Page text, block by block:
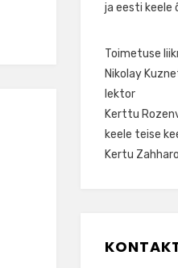
ja eesti keele
Toimetuse
Nikolay
lektor
Kerttu
keele teise
Kertu